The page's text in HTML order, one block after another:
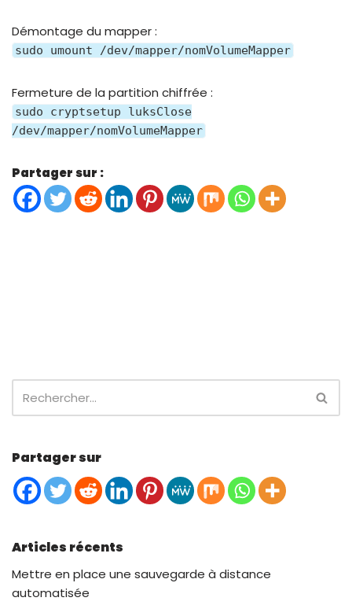
Démontage du mapper :
sudo umount /dev/mapper/nomVolumeMapper
Fermeture de la partition chiffrée :
sudo cryptsetup luksClose
/dev/mapper/nomVolumeMapper
Partager sur :
Partager sur
Articles récents
Mettre en place une sauvegarde à distance
automatisée